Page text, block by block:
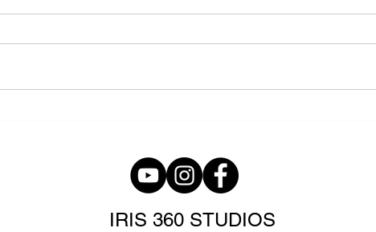
inmersivas
IRIS 360 STUDIOS